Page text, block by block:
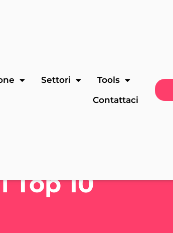
Settori
Tools
Contattaci
Top 10